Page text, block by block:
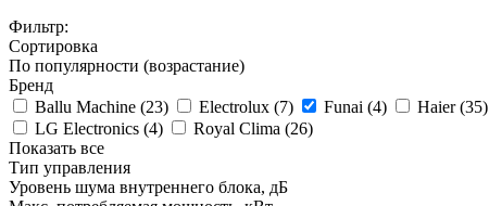
Фильтр:
Сортировка
По популярности (возрастание)
Бренд
Ballu Machine (23) Electrolux (7) Funai (4) Haier (35)
LG Electronics (4) Royal Clima (26)
Показать все
Тип управления
Уровень шума внутреннего блока, дБ